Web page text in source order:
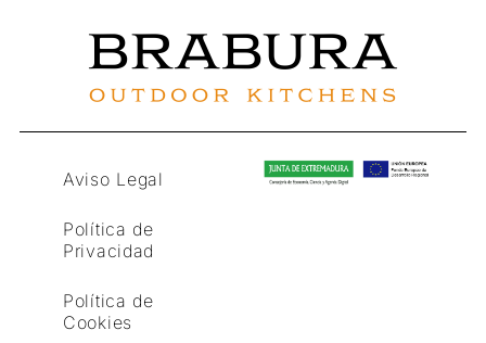
Aviso Legal
Política de
Privacidad
Política de
Cookies